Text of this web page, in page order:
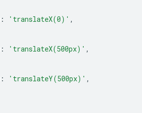
: 'translateX(0)' ,
: 'translateX(500px)' ,
: 'translateY(500px)' ,